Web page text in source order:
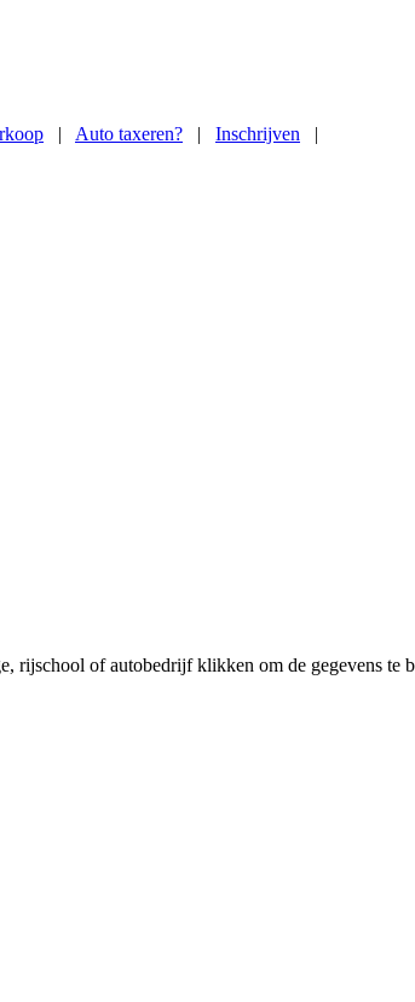
| Auto taxeren? | Inschrijven |
rijschool of autobedrijf klikken om de gegevens te